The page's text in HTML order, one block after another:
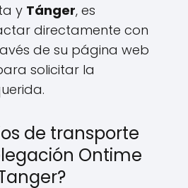
y Tánger, es
directamente con
de su página web
solicitar la
de transporte
Ontime